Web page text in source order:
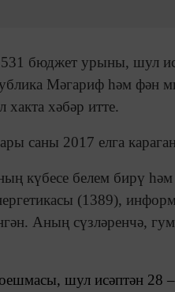
бюджет урыны, шул
Мәгариф һәм фән
хәбәр итте.
саны 2017 елга
күбесе белем бирү
(1389),
Аның сүзләренчә,
шул исәптән 28 –